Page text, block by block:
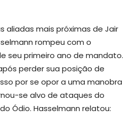
aliadas mais próximas de Jair
rompeu com o
seu primeiro ano de mandato.
perder sua posição de
por se opor a uma manobra
se alvo de ataques do
Ódio. Hasselmann relatou: